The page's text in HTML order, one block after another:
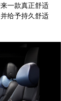
一款真正舒适
给予持久舒适